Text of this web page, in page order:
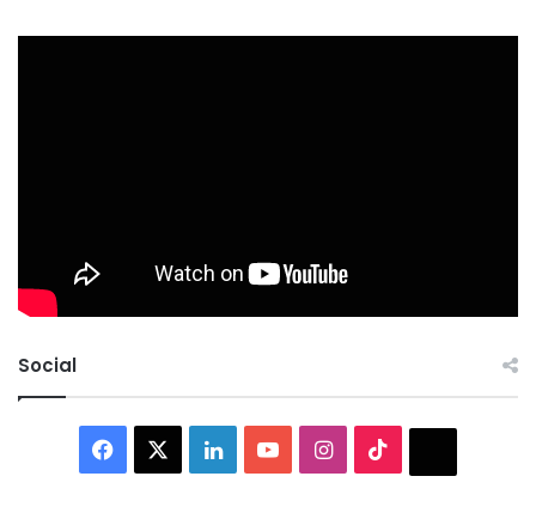
Social
Facebook LinkedInYouTubeInstagram